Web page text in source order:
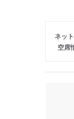
ネッ
空席